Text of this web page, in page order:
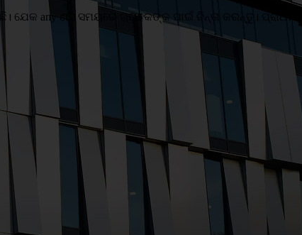
any ଣସି ସମୟରେ ଗ୍ରାହକଙ୍କ ପାଇଁ ଚିନ୍ତା କରନ୍ତୁ।